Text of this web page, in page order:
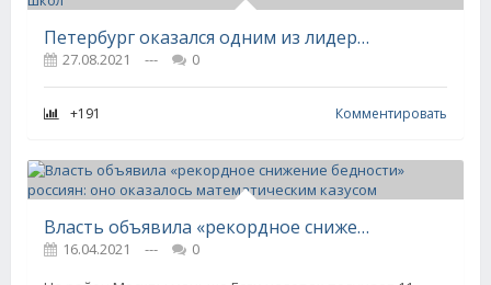
Петербург оказался одним из лидеров по доступности школ
27.08.2021 --- 0
+191 Комментировать
Власть объявила «рекордное снижение бедности» россиян: оно оказалось математическим казусом
16.04.2021 ---
0